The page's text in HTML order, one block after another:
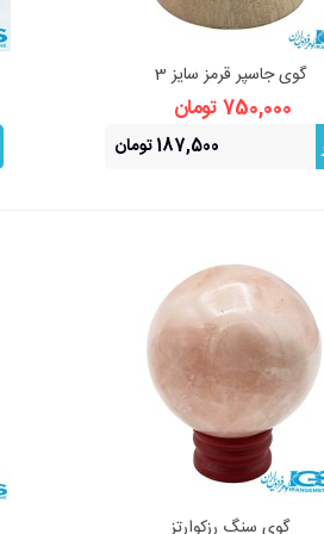
نمایش سریع
گوی جاسپر قرمز سایز 3
750,000 تومان
187,500 تومان
نمایش سریع
گوی سنگ رزکوارتز